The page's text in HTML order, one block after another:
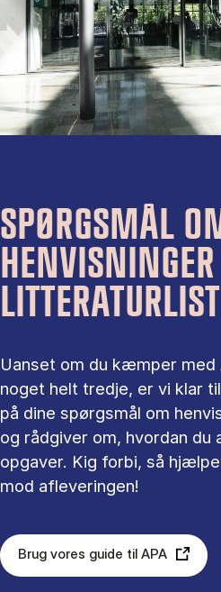
SPØRGSMÅL
HENVISNINGER
Uanset om du kæmper med
noget helt tredje, er vi klar
på dine spørgsmål om
og rådgiver om, hvordan du
opgaver. Kig forbi, så
mod afleveringen!
Brug vores guide til APA